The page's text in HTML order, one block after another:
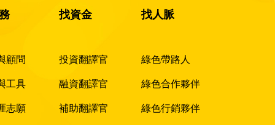
顧問
工具
志願
找資金
投資翻譯官
融資翻譯官
補助翻譯官
找人脈
綠色帶路人
綠色合作夥伴
綠色行銷夥伴